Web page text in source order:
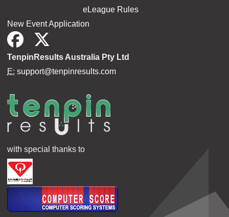
eLeague Rules
New Event Application
TenpinResults Australia Pty Ltd
E: support@tenpinresults.com
with special thanks to